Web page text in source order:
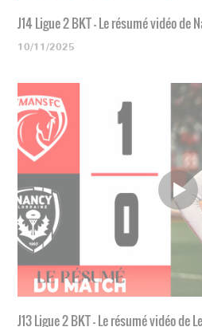
J14 Ligue 2 BKT - Le résumé vidéo de
10/11/2025
J13 Ligue 2 BKT - Le résumé vidéo de